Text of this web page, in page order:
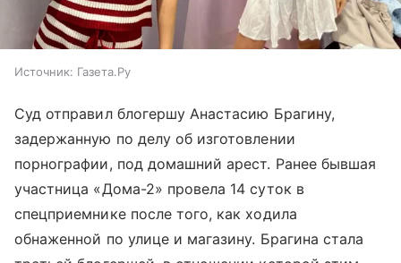
Источник: Газета.Ру
Суд отправил блогершу Анастасию Брагину,
задержанную по делу об изготовлении
порнографии, под домашний арест. Ранее бывшая
участница «Дома-2» провела 14 суток в
спецприемнике после того, как ходила
обнаженной по улице и магазину. Брагина стала